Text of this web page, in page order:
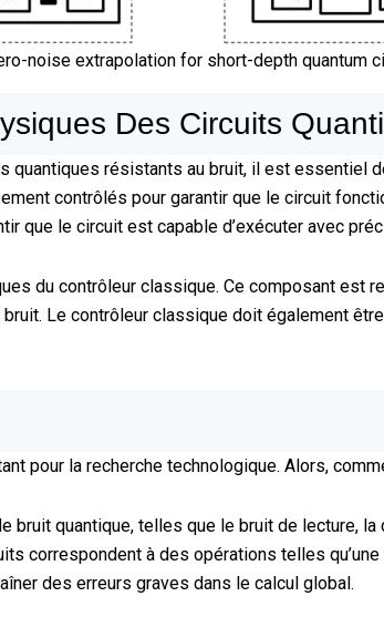
noise extrapolation for short-depth quantum
Des Circuits
quantiques résistants au bruit, il est
contrôlés pour garantir que le circuit
que le circuit est capable d’exécuter avec
du contrôleur classique. Ce composant est
Le contrôleur classique doit également
pour la recherche technologique. Alors,
bruit quantique, telles que le bruit de lecture, la
correspondent à des opérations telles
des erreurs graves dans le calcul global.